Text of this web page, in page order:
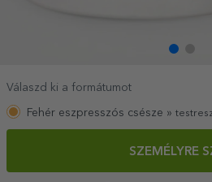
Válaszd ki a formátumot
Fehér eszpresszós csésze »
SZEMÉLYRE